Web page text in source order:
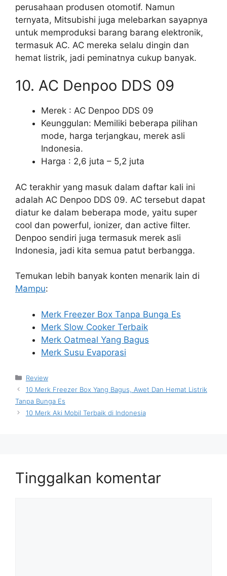
perusahaan produsen otomotif. Namun
ternyata, Mitsubishi juga melebarkan sayapnya
untuk memproduksi barang barang elektronik,
termasuk AC. AC mereka selalu dingin dan
hemat listrik, jadi peminatnya cukup banyak.
10. AC Denpoo DDS 09
Merek : AC Denpoo DDS 09
Keunggulan: Memiliki beberapa pilihan
mode, harga terjangkau, merek asli
Indonesia.
Harga : 2,6 juta – 5,2 juta
AC terakhir yang masuk dalam daftar kali ini
adalah AC Denpoo DDS 09. AC tersebut dapat
diatur ke dalam beberapa mode, yaitu super
cool dan powerful, ionizer, dan active filter.
Denpoo sendiri juga termasuk merek asli
Indonesia, jadi kita semua patut berbangga.
Temukan lebih banyak konten menarik lain di
Mampu:
Merk Freezer Box Tanpa Bunga Es
Merk Slow Cooker Terbaik
Merk Oatmeal Yang Bagus
Merk Susu Evaporasi
Kategori
Review
10 Merk Freezer Box Yang Bagus, Awet Dan Hemat Listrik
Tanpa Bunga Es
10 Merk Aki Mobil Terbaik di Indonesia
Tinggalkan komentar